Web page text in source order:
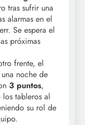
tras sufrir una
alarmas en el
Se espera el
próximas
frente, el
noche de
3 puntos,
tableros al
su rol de